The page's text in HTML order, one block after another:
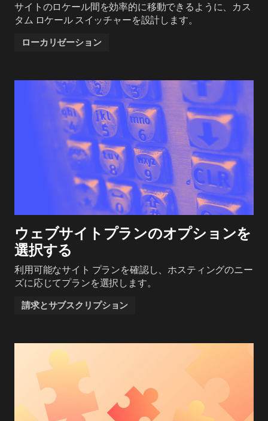
サイトのロケール間を効率的に移動できるように、カス
タム ロケール スイッチャーを設計します。
ローカリゼーション
ウェブサイトプランのオプションを
選択する
利用可能なサイト プランを確認し、ホスティングのニー
ズに応じてプランを選択します。
請求とサブスクリプション